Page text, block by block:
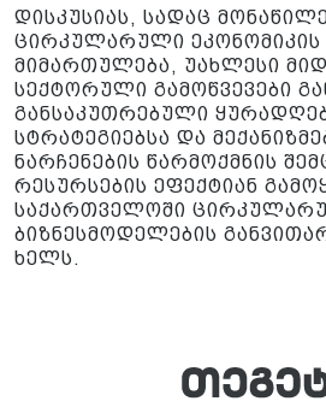
დისკუსიას, სადაც
ცირკულარული ეკონომიკის
მიმართულება, უახლესი
სექტორული გამოწვევები
განსაკუთრებული
სტრატეგიებსა და
ნარჩენების წარმოქმნის
რესურსების ეფექტიან
საქართველოში
ბიზნესმოდელების
ხელს.